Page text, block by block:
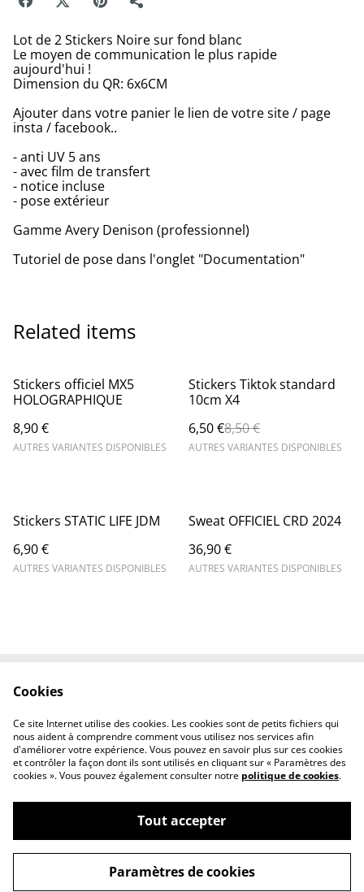
Lot de 2 Stickers Noire sur fond blanc
Le moyen de communication le plus rapide
aujourd'hui !
Dimension du QR: 6x6CM
Ajouter dans votre panier le lien de votre site / page
insta / facebook..
- anti UV 5 ans
- avec film de transfert
- notice incluse
- pose extérieur
Gamme Avery Denison (professionnel)
Tutoriel de pose dans l'onglet "Documentation"
Related items
Stickers officiel MX5
HOLOGRAPHIQUE
8,90 €
AUTRES VARIANTES DISPONIBLES
%
Stickers Tiktok standard
10cm X4
6,50 €8,50 €
AUTRES VARIANTES DISPONIBLES
Stickers STATIC LIFE JDM
6,90 €
AUTRES VARIANTES DISPONIBLES
Sweat OFFICIEL CRD 2024
36,90 €
AUTRES VARIANTES DISPONIBLES
Politique de
confidentialité
Politique des cookies
©2026Ghost factory
powered by
Cookies
Ce site Internet utilise des cookies. Les cookies sont de petits fichiers qui
nous aident à comprendre comment vous utilisez nos services afin
d'améliorer votre expérience. Vous pouvez en savoir plus sur ces cookies
et contrôler la façon dont ils sont utilisés en cliquant sur « Paramètres des
cookies ». Vous pouvez également consulter notre politique de cookies.
Tout accepter
Paramètres de cookies